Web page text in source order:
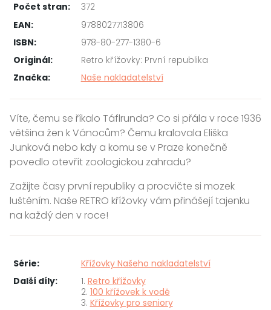
Počet stran:
372
EAN:
9788027713806
ISBN:
978-80-277-1380-6
Originál:
Retro křížovky: První republika
Značka:
Naše nakladatelství
Víte, čemu se říkalo Táflrunda? Co si přála v roce 1936
většina žen k Vánocům? Čemu kralovala Eliška
Junková nebo kdy a komu se v Praze konečně
povedlo otevřít zoologickou zahradu?
Zažijte časy první republiky a procvičte si mozek
luštěním. Naše RETRO křížovky vám přinášejí tajenku
na každý den v roce!
Série:
Křížovky Našeho nakladatelství
Další díly:
1. Retro křížovky
2. 100 křížovek k vodě
3. Křížovky pro seniory